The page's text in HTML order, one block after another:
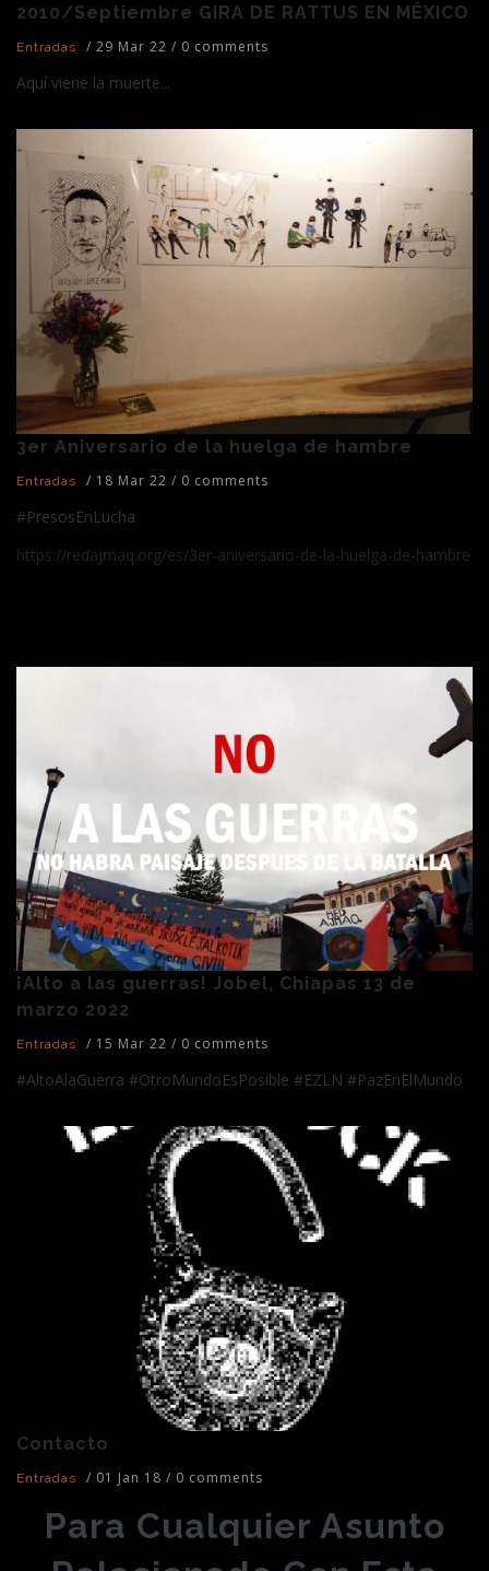
2010/Septiembre GIRA DE RATTUS EN MÉXICO
Entradas / 29 Mar 22 / 0 comments
Aquí viene la muerte...
3er Aniversario de la huelga de hambre
Entradas / 18 Mar 22 / 0 comments
#PresosEnLucha
https://redajmaq.org/es/3er-aniversario-de-la-huelga-de-hambre
¡Alto a las guerras! Jobel, Chiapas 13 de
marzo 2022
Entradas / 15 Mar 22 / 0 comments
#AltoAlaGuerra #OtroMundoEsPosible #EZLN #PazEnElMundo
Contacto
Entradas / 01 Jan 18 / 0 comments
Para Cualquier Asunto